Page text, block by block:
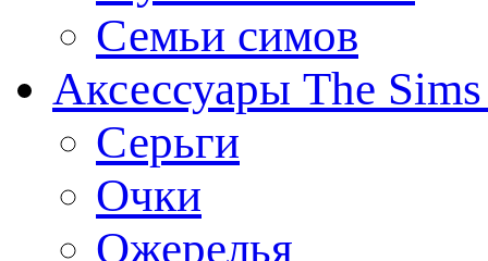
Семьи симов
Аксессуары The
Серьги
Очки
Ожерелья